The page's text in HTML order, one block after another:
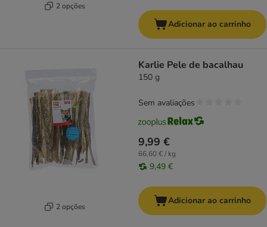
2 opções
Adicionar ao carrinho
2 opções
Karlie Pele de bacalhau
150 g
9,99 €
66,60 € / kg
9,49 €
Sem avaliações
Adicionar ao carrinho